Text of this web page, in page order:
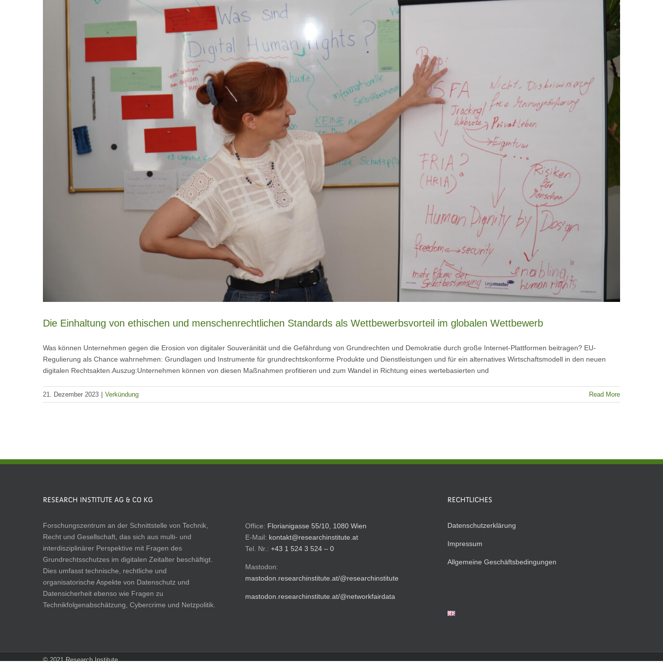
Die Einhaltung von ethischen und menschenrechtlichen Standards als Wettbewerbsvorteil im globalen Wettbewerb
Was können Unternehmen gegen die Erosion von digitaler Souveränität und die Gefährdung von Grundrechten und Demokratie durch große Internet-Plattformen beitragen? EU-
Regulierung als Chance wahrnehmen: Grundlagen und Instrumente für grundrechtskonforme Produkte und Dienstleistungen und für ein alternatives Wirtschaftsmodell in den neuen
digitalen Rechtsakten.Auszug:Unternehmen können von diesen Maßnahmen profitieren und zum Wandel in Richtung eines wertebasierten und
21. Dezember 2023 Verkündung Read More
RESEARCH INSTITUTE AG & CO KG
Forschungszentrum an der Schnittstelle von Technik,
Recht und Gesellschaft, das sich aus multi- und
interdisziplinärer Perspektive mit Fragen des
Grundrechtsschutzes im digitalen Zeitalter beschäftigt.
Dies umfasst technische, rechtliche und
organisatorische Aspekte von Datenschutz und
Datensicherheit ebenso wie Fragen zu
Technikfolgenabschätzung, Cybercrime und Netzpolitik.
Office: Florianigasse 55/10, 1080 Wien
E-Mail: kontakt@researchinstitute.at
Tel. Nr.: +43 1 524 3 524 – 0
Mastodon:
mastodon.researchinstitute.at/@researchinstitute
mastodon.researchinstitute.at/@networkfairdata
RECHTLICHES
Datenschutzerklärung
Impressum
Allgemeine Geschäftsbedingungen
© 2021 Research Institute